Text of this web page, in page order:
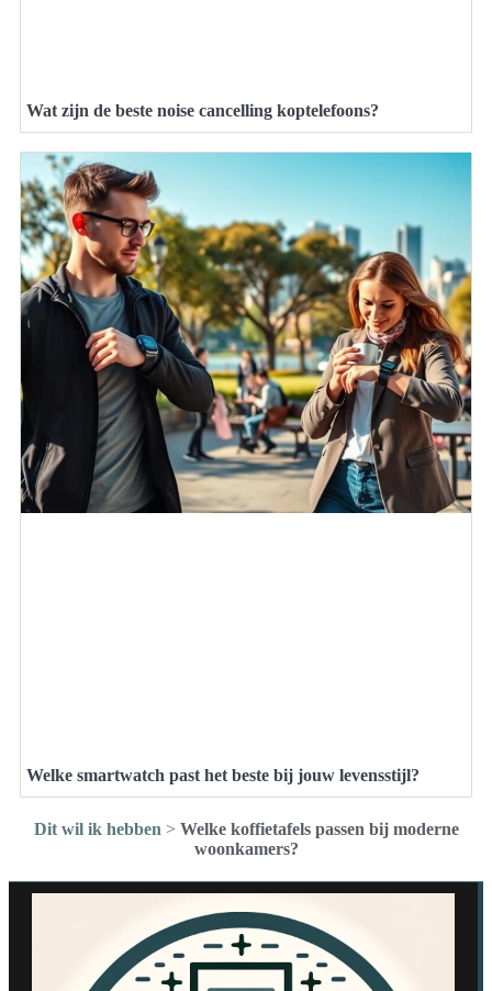
Wat zijn de beste noise cancelling koptelefoons?
Welke smartwatch past het beste bij jouw levensstijl?
Dit wil ik hebben > Welke koffietafels passen bij moderne
woonkamers?